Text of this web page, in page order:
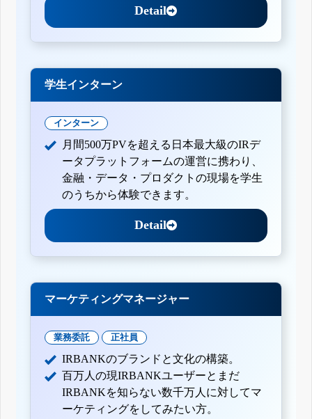
Detail
学生インターン
インターン
月間500万PVを超える日本最大級のIRデ
ータプラットフォームの運営に携わり、
金融・データ・プロダクトの現場を学生
のうちから体験できます。
Detail
マーケティングマネージャー
業務委託 正社員
IRBANKのブランドと文化の構築。
百万人の現IRBANKユーザーとまだ
IRBANKを知らない数千万人に対してマ
ーケティングをしてみたい方。